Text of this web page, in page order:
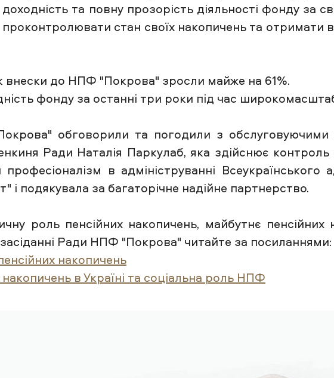
та повну прозорість діяльності фонду за
проконтролювати стан своїх накопичень та
внески до НПФ "Покрова" зросли майже на 61%.
фонду за останні три роки під час
обговорили та погодили з обслуговуючими
Ради Наталія Паркулаб, яка здійснює
в адмініструванні Всеукраїнського
і подякувала за багаторічне надійне партнерство.
роль пенсійних накопичень, майбутнє
Ради НПФ "Покрова" читайте за посиланнями:
накопичень
в Україні та соціальна роль НПФ